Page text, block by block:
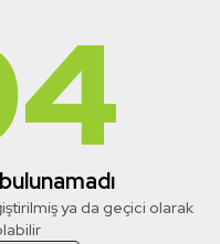
ya da geçici olarak